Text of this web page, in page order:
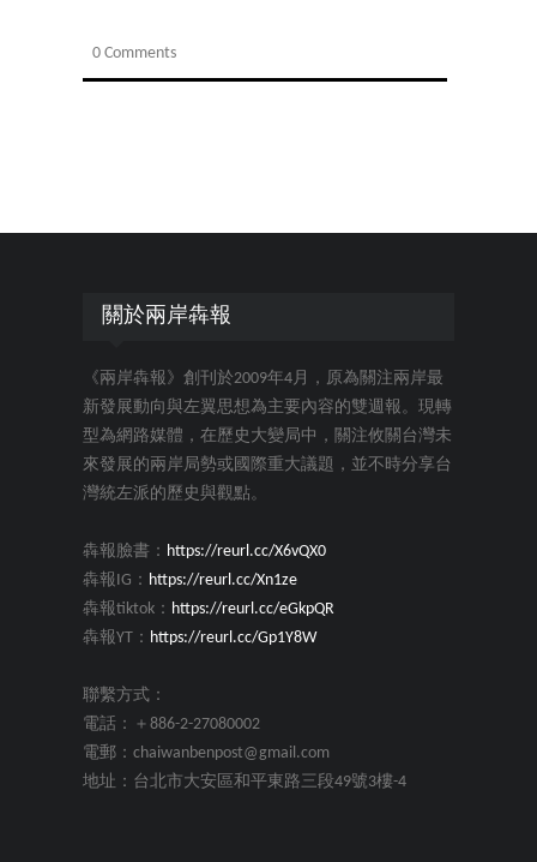
0 Comments
關於兩岸犇報
《兩岸犇報》創刊於2009年4月，原為關注兩岸最
新發展動向與左翼思想為主要內容的雙週報。現轉
型為網路媒體，在歷史大變局中，關注攸關台灣未
來發展的兩岸局勢或國際重大議題，並不時分享台
灣統左派的歷史與觀點。
犇報臉書： https://reurl.cc/X6vQX0
犇報IG： https://reurl.cc/Xn1ze
犇報tiktok： https://reurl.cc/eGkpQR
犇報YT： https://reurl.cc/Gp1Y8W
聯繫方式：
電話：＋886-2-27080002
電郵：chaiwanbenpost@gmail.com
地址：台北市大安區和平東路三段49號3樓-4